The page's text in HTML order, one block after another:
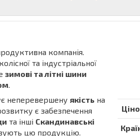
компанія.
та індустріальної
зимові та літні шини
.
неперевершену якість на
є забезпечення
та інші Скандинавські
цю продукцію.